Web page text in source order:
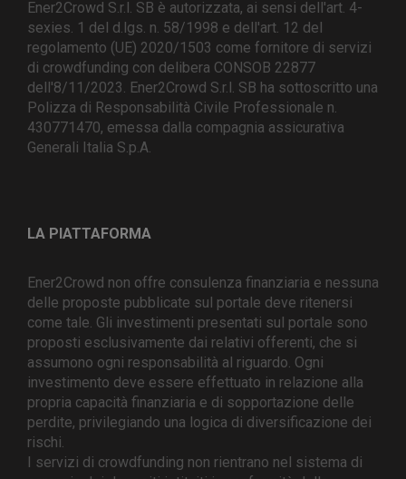
Ener2Crowd S.r.l. SB è autorizzata, ai sensi dell'art. 4-
sexies. 1 del d.lgs. n. 58/1998 e dell'art. 12 del
regolamento (UE) 2020/1503 come fornitore di servizi
di crowdfunding con delibera CONSOB 22877
dell'8/11/2023. Ener2Crowd S.r.l. SB ha sottoscritto una
Polizza di Responsabilità Civile Professionale n.
430771470, emessa dalla compagnia assicurativa
Generali Italia S.p.A.
LA PIATTAFORMA
Ener2Crowd non offre consulenza finanziaria e nessuna
delle proposte pubblicate sul portale deve ritenersi
come tale. Gli investimenti presentati sul portale sono
proposti esclusivamente dai relativi offerenti, che si
assumono ogni responsabilità al riguardo. Ogni
investimento deve essere effettuato in relazione alla
propria capacità finanziaria e di sopportazione delle
perdite, privilegiando una logica di diversificazione dei
rischi.
I servizi di crowdfunding non rientrano nel sistema di